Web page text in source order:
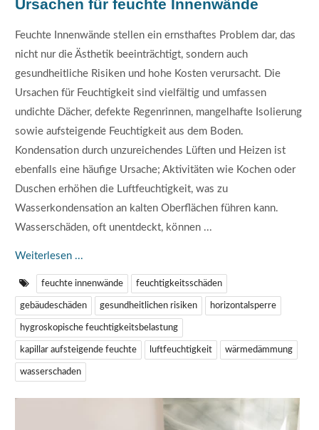
Ursachen für feuchte Innenwände
Feuchte Innenwände stellen ein ernsthaftes Problem dar, das
nicht nur die Ästhetik beeinträchtigt, sondern auch
gesundheitliche Risiken und hohe Kosten verursacht. Die
Ursachen für Feuchtigkeit sind vielfältig und umfassen
undichte Dächer, defekte Regenrinnen, mangelhafte Isolierung
sowie aufsteigende Feuchtigkeit aus dem Boden.
Kondensation durch unzureichendes Lüften und Heizen ist
ebenfalls eine häufige Ursache; Aktivitäten wie Kochen oder
Duschen erhöhen die Luftfeuchtigkeit, was zu
Wasserkondensation an kalten Oberflächen führen kann.
Wasserschäden, oft unentdeckt, können ...
Weiterlesen ...
feuchte innenwände feuchtigkeitsschäden
gebäudeschäden gesundheitlichen risiken horizontalsperre
hygroskopische feuchtigkeitsbelastung
kapillar aufsteigende feuchte luftfeuchtigkeit wärmedämmung
wasserschaden